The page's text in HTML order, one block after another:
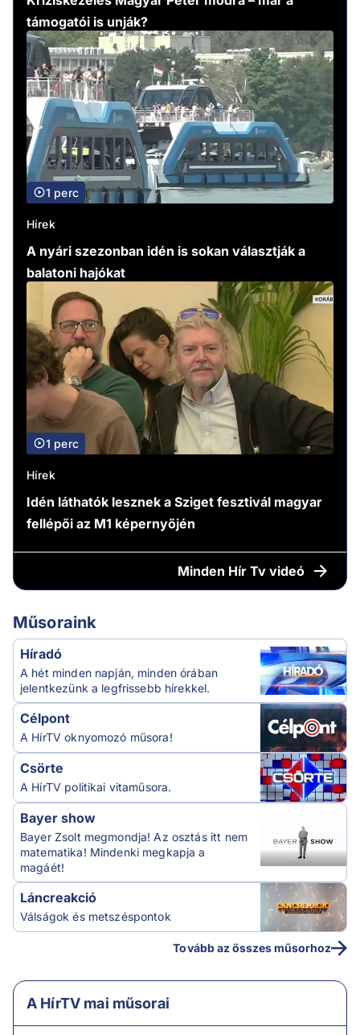
támogatói is unják?
1 perc
Hírek
A nyári szezonban idén is sokan választják a
balatoni hajókat
1 perc
Hírek
Idén láthatók lesznek a Sziget fesztivál magyar
fellépői az M1 képernyőjén
Minden Hír Tv videó
Műsoraink
Híradó
A hét minden napján, minden órában
jelentkezünk a legfrissebb hírekkel.
Célpont
A HírTV oknyomozó műsora!
Csörte
A HírTV politikai vitaműsora.
Bayer show
Bayer Zsolt megmondja! Az osztás itt nem
matematika! Mindenki megkapja a
magáét!
Láncreakció
Válságok és metszéspontok
Tovább az összes műsorhoz
A HírTV mai műsorai